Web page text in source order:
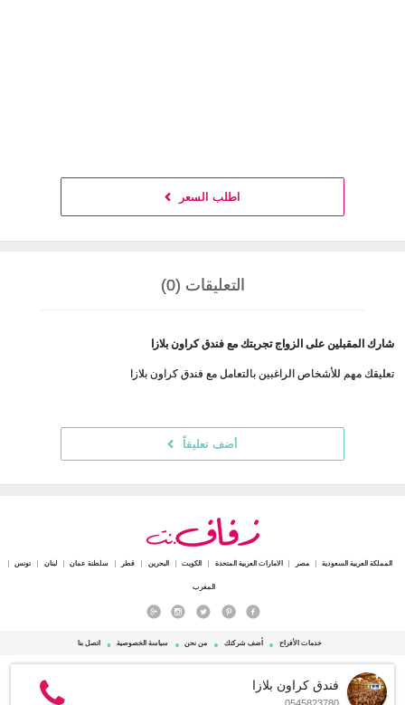
اطلب السعر
التعليقات (0)
شارك المقبلين على الزواج تجربتك مع فندق كراون بلازا
تعليقك مهم للأشخاص الراغبين بالتعامل مع فندق كراون بلازا
أضف تعليقاً
فندق كراون بلازا
المملكة العربية السعودية مصر الامارات العربية المتحدة الكويت البحرين قطر سلطنة عمان لبنان تونس
المغرب
خدمات الأفراح أضف شركتك من نحن سياسة الخصوصية اتصل بنا